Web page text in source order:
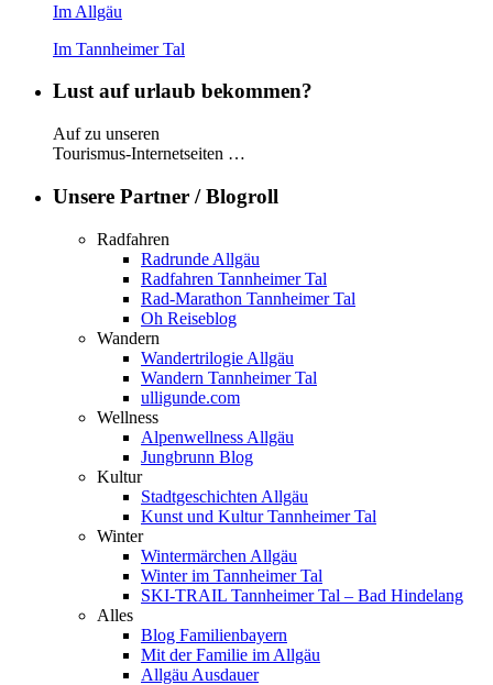
Im Allgäu
Im Tannheimer Tal
Lust auf urlaub bekommen?
Auf zu unseren
Tourismus-Internetseiten …
Unsere Partner / Blogroll
Radfahren
Radrunde Allgäu
Radfahren Tannheimer Tal
Rad-Marathon Tannheimer Tal
Oh Reiseblog
Wandern
Wandertrilogie Allgäu
Wandern Tannheimer Tal
ulligunde.com
Wellness
Alpenwellness Allgäu
Jungbrunn Blog
Kultur
Stadtgeschichten Allgäu
Kunst und Kultur Tannheimer Tal
Winter
Wintermärchen Allgäu
Winter im Tannheimer Tal
SKI-TRAIL Tannheimer Tal – Bad Hindelang
Alles
Blog Familienbayern
Mit der Familie im Allgäu
Allgäu Ausdauer